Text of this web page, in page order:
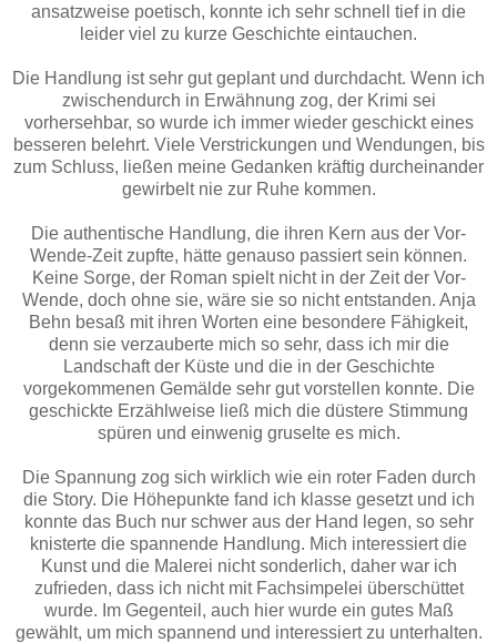
ansatzweise poetisch, konnte ich sehr schnell tief in die
leider viel zu kurze Geschichte eintauchen.
Die Handlung ist sehr gut geplant und durchdacht. Wenn ich
zwischendurch in Erwähnung zog, der Krimi sei
vorhersehbar, so wurde ich immer wieder geschickt eines
besseren belehrt. Viele Verstrickungen und Wendungen, bis
zum Schluss, ließen meine Gedanken kräftig durcheinander
gewirbelt nie zur Ruhe kommen.
Die authentische Handlung, die ihren Kern aus der Vor-
Wende-Zeit zupfte, hätte genauso passiert sein können.
Keine Sorge, der Roman spielt nicht in der Zeit der Vor-
Wende, doch ohne sie, wäre sie so nicht entstanden. Anja
Behn besaß mit ihren Worten eine besondere Fähigkeit,
denn sie verzauberte mich so sehr, dass ich mir die
Landschaft der Küste und die in der Geschichte
vorgekommenen Gemälde sehr gut vorstellen konnte. Die
geschickte Erzählweise ließ mich die düstere Stimmung
spüren und einwenig gruselte es mich.
Die Spannung zog sich wirklich wie ein roter Faden durch
die Story. Die Höhepunkte fand ich klasse gesetzt und ich
konnte das Buch nur schwer aus der Hand legen, so sehr
knisterte die spannende Handlung. Mich interessiert die
Kunst und die Malerei nicht sonderlich, daher war ich
zufrieden, dass ich nicht mit Fachsimpelei überschüttet
wurde. Im Gegenteil, auch hier wurde ein gutes Maß
gewählt, um mich spannend und interessiert zu unterhalten.